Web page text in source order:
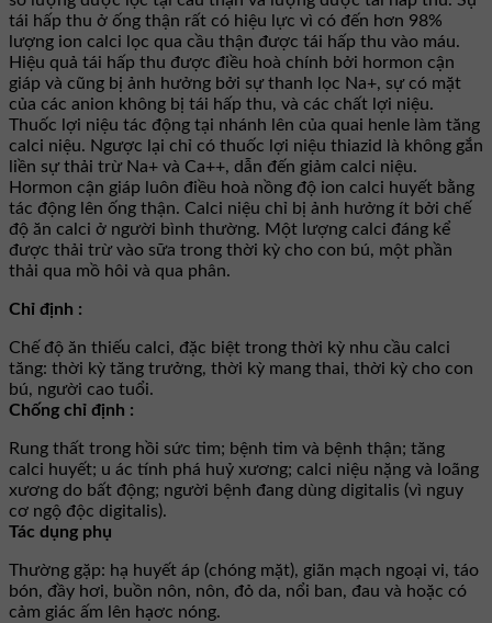
tái hấp thu ở ống thận rất có hiệu lực vì có đến hơn 98%
lượng ion calci lọc qua cầu thận được tái hấp thu vào máu.
Hiệu quả tái hấp thu được điều hoà chính bởi hormon cận
giáp và cũng bị ảnh hưởng bởi sự thanh lọc Na+, sự có mặt
của các anion không bị tái hấp thu, và các chất lợi niệu.
Thuốc lợi niệu tác động tại nhánh lên của quai henle làm tăng
calci niệu. Ngược lại chỉ có thuốc lợi niệu thiazid là không gắn
liền sự thải trừ Na+ và Ca++, dẫn đến giảm calci niệu.
Hormon cận giáp luôn điều hoà nồng độ ion calci huyết bằng
tác động lên ống thận. Calci niệu chỉ bị ảnh hưởng ít bởi chế
độ ăn calci ở người bình thường. Một lượng calci đáng kể
được thải trừ vào sữa trong thời kỳ cho con bú, một phần
thải qua mồ hôi và qua phân.
Chỉ định :
Chế độ ăn thiếu calci, đặc biệt trong thời kỳ nhu cầu calci
tăng: thời kỳ tăng trưởng, thời kỳ mang thai, thời kỳ cho con
bú, người cao tuổi.
Chống chỉ định :
Rung thất trong hồi sức tim; bệnh tim và bệnh thận; tăng
calci huyết; u ác tính phá huỷ xương; calci niệu nặng và loãng
xương do bất động; người bệnh đang dùng digitalis (vì nguy
cơ ngộ độc digitalis).
Tác dụng phụ
Thường gặp: hạ huyết áp (chóng mặt), giãn mạch ngoại vi, táo
bón, đầy hơi, buồn nôn, nôn, đỏ da, nổi ban, đau và hoặc có
cảm giác ấm lên hạơc nóng.